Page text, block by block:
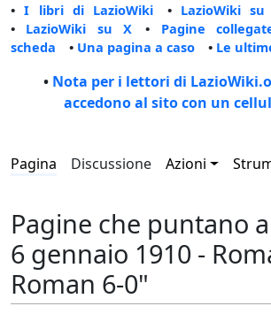
•I libri di LazioWiki • LazioWiki su
• LazioWiki su X • Pagine
scheda • Una pagina a caso • Le
• Nota per i lettori di
accedono al sito con un
Pagina Discussione Azioni
Pagine che puntano
6 gennaio 1910 -
Roman 6-0"